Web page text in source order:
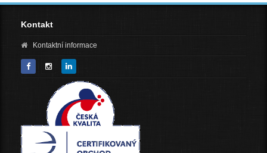
Kontakt
Kontaktní informace